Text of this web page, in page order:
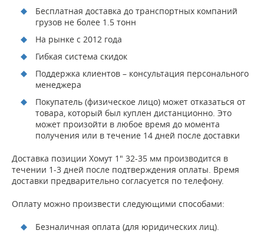
Бесплатная доставка до транспортных компаний
грузов не более 1.5 тонн
На рынке с 2012 года
Гибкая система скидок
Поддержка клиентов – консультация персонального
менеджера
Покупатель (физическое лицо) может отказаться от
товара, который был куплен дистанционно. Это
может произойти в любое время до момента
получения или в течение 14 дней после доставки
Доставка позиции Хомут 1" 32-35 мм производится в
течении 1-3 дней после подтверждения оплаты. Время
доставки предварительно согласуется по телефону.
Оплату можно произвести следующими способами:
Безналичная оплата (для юридических лиц).